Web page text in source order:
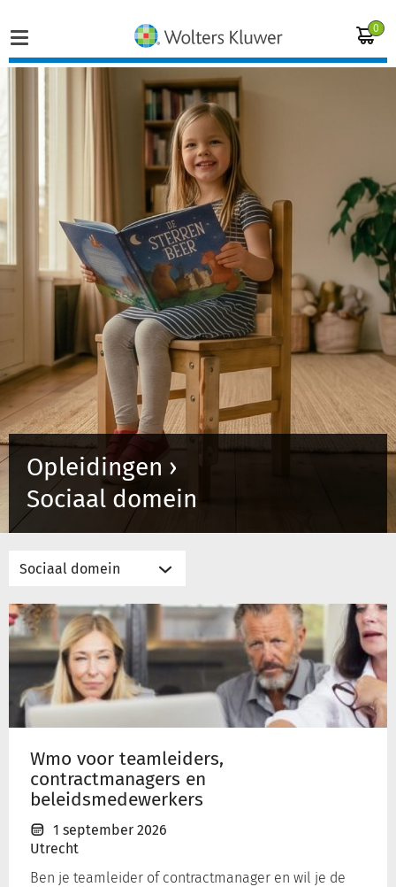
0
Home
Vakgebieden
Actueel
Producten
Juridisch advies
Inloggen op de kennisbank
Registreren
Opleidingen ›
Sociaal domein
Wmo voor teamleiders,
contractmanagers en
beleidsmedewerkers
1 september 2026
Utrecht
Ben je teamleider of contractmanager en wil je de
Wmo
voor
teamleiders,
contractmanagers
en
beleidsmedewerkers